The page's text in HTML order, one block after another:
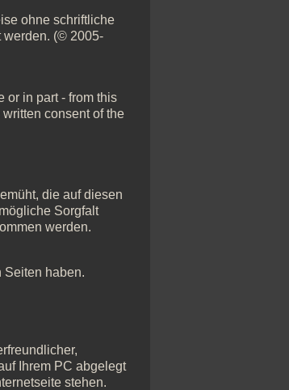
ohne schriftliche
werden. (© 2005-
or in part - from this
consent of the
die auf diesen
Sorgfalt
werden.
Seiten haben.
Ihrem PC abgelegt
stehen.